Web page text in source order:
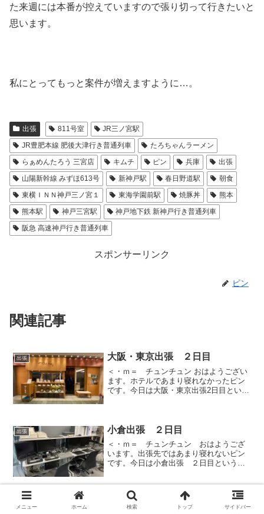
た来週には本番が控えていますので張り切って行きたいと
思います。
私にとってもっと案件が増えますように…。
出張 811号室
JR三ノ宮駅
JR豊肥本線 肥後大津行き普通列車
たろちゃんラーメン
らぁめんたろう 三宮店
キムチ ピン 兵庫
出張
山陽新幹線 みずほ613号
新神戸駅 春日野道駅
朝食
東横ＩＮＮ神戸三ノ宮１
東海学園前駅 焼豚丼
熊本
熊本駅
神戸三宮駅
神戸地下鉄 新神戸行き普通列車
阪急 高速神戸行き普通列車
スポンサーリンク
ピン
関連記事
出張 大阪・東京出張 ２日目
＜・ｍ＝ チュンチュン おはようござい
ます。ホテルであまり寝れなかったピン
です。今日は大阪・東京出張2日目という
出張 小倉出張 ２日目
＜・ｍ＝ チュンチュン おはようござ
います。出張先ではあまり寝れないピン
です。今日は小倉出張 ２日目という事
くりしたいと思います。
出張 大阪・金沢出張 ３日目
メニュー ホーム 検索 トップ サイドバー